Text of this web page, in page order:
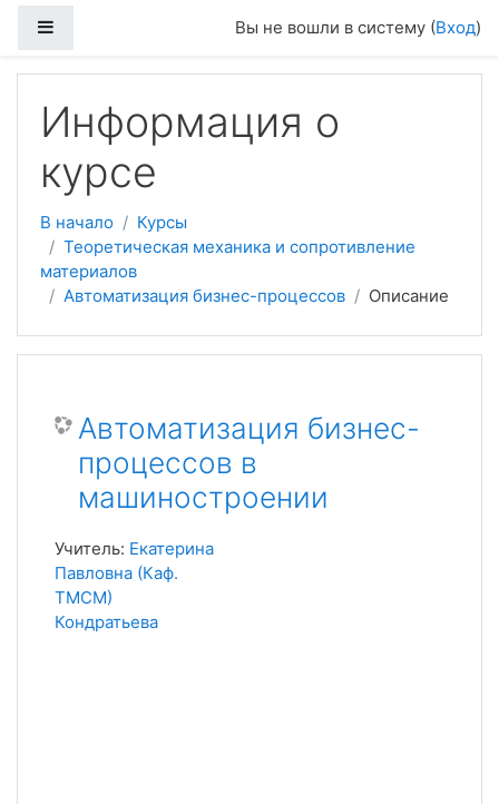
Вы не вошли в систему (Вход)
Информация о
курсе
В начало
Курсы
Теоретическая механика и сопротивление
материалов
Автоматизация бизнес-процессов
Описание
Автоматизация бизнес-
процессов в
машиностроении
Учитель: Екатерина
Павловна (Каф.
ТМСМ)
Кондратьева